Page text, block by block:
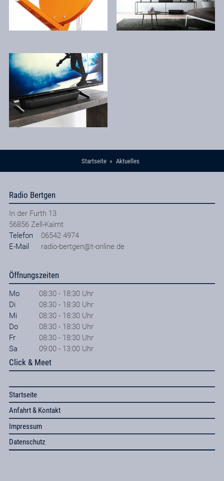
Startseite Aktuelles
Radio Bertgen
In der Furth 13
56856 Zell-Kaimt
Telefon
06542 4974
E-Mail
radio-bertgen@t-online.de
Öffnungszeiten
Mo
08:30 - 18:30 Uhr
Di
08:30 - 18:30 Uhr
Mi
08:30 - 18:30 Uhr
Do
08:30 - 18:30 Uhr
Fr
08:30 - 18:30 Uhr
Sa
09:00 - 13:00 Uhr
Click & Meet
Startseite
Anfahrt & Kontakt
Impressum
Datenschutz